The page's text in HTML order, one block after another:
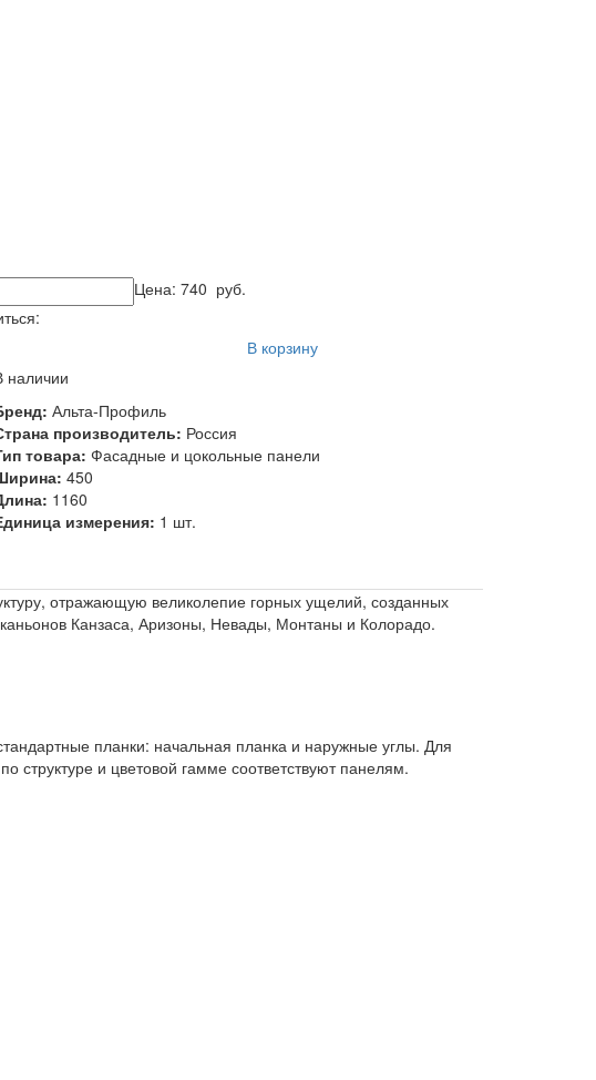
Цена:740 руб.
В корзину
наличии
Альта-Профиль
производитель: Россия
товара:Фасадные и цокольные панели
450
1160
измерения: 1 шт.
отражающую великолепие горных ущелий, созданных
Канзаса, Аризоны, Невады, Монтаны и Колорадо.
планки: начальная планка и наружные углы. Для
структуре и цветовой гамме соответствуют панелям.